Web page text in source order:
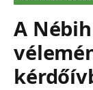
A